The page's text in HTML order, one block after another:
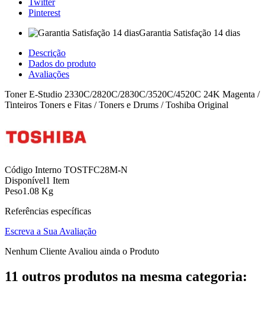
Twitter
Pinterest
Garantia Satisfação 14 dias
Descrição
Dados do produto
Avaliações
Toner E-Studio 2330C/2820C/2830C/3520C/4520C 24K Magenta /
Tinteiros Toners e Fitas / Toners e Drums / Toshiba Original
Código Interno TOSTFC28M-N
Disponível1 Item
Peso1.08 Kg
Referências específicas
Escreva a Sua Avaliação
Nenhum Cliente Avaliou ainda o Produto
11 outros produtos na mesma categoria: